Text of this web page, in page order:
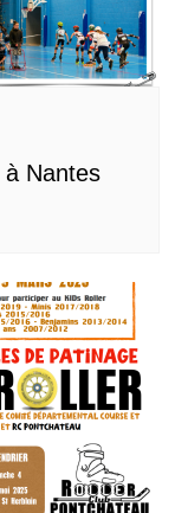
à Nantes